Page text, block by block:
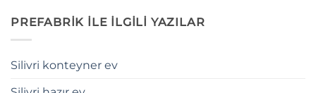
PREFABRİK İLE İLGİLİ YAZILAR
Silivri konteyner ev